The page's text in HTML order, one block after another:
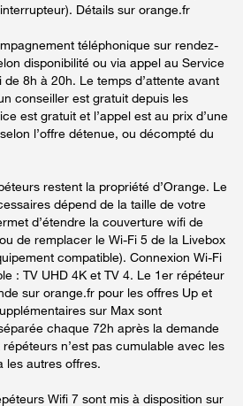
Détails sur orange.fr
téléphonique sur rendez-
disponibilité ou via appel au Service
8h à 20h. Le temps d’attente avant
conseiller est gratuit depuis les
est gratuit et l’appel est au prix d’une
l’offre détenue, ou décompté du
restent la propriété d’Orange. Le
dépend de la taille de votre
d’étendre la couverture wifi de
de remplacer le Wi-Fi 5 de la Livebox
compatible). Connexion Wi-Fi
: TV UHD 4K et TV 4. Le 1er répéteur
sur orange.fr pour les offres Up et
sur Max sont
chaque 72h après la demande
n’est pas cumulable avec les
les autres offres.
Wifi 7 sont mis à disposition sur